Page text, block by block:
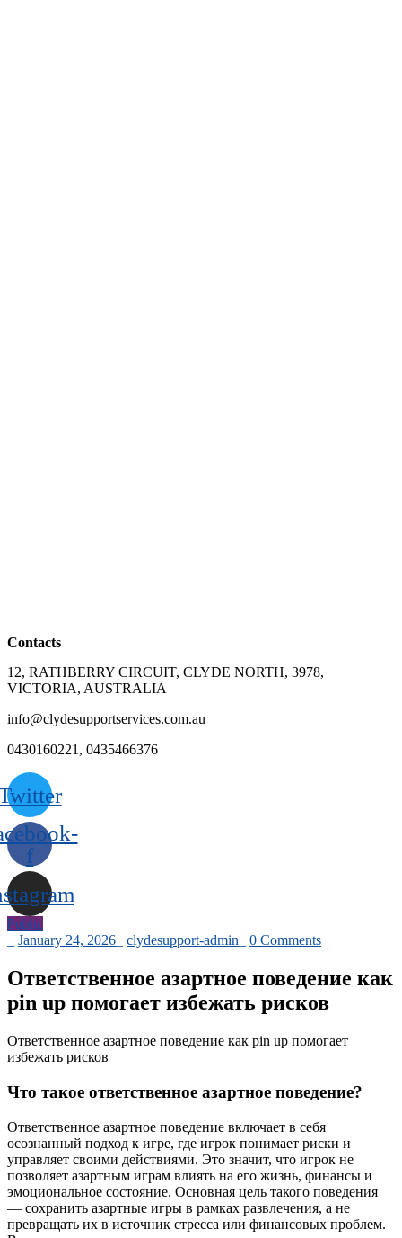
Contacts
12, RATHBERRY CIRCUIT, CLYDE NORTH, 3978,
VICTORIA, AUSTRALIA
info@clydesupportservices.com.au
0430160221, 0435466376
f
Public
January 24, 2026 clydesupport-admin 0 Comments
Ответственное азартное поведение как
pin up помогает избежать рисков
Ответственное азартное поведение как pin up помогает
избежать рисков
Что такое ответственное азартное поведение?
Ответственное азартное поведение включает в себя
осознанный подход к игре, где игрок понимает риски и
управляет своими действиями. Это значит, что игрок не
позволяет азартным играм влиять на его жизнь, финансы и
эмоциональное состояние. Основная цель такого поведения
— сохранить азартные игры в рамках развлечения, а не
превращать их в источник стресса или финансовых проблем.